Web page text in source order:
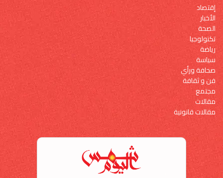
إقتصاد
الأخبار
الصحة
تكنولوجيا
رياضة
سياسة
صحافة ورأي
فن و ثقافة
مجتمع
مقالات
مقالات قانونية